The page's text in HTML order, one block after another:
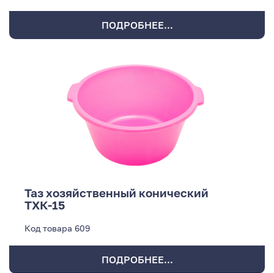
ПОДРОБНЕЕ...
Таз хозяйственный конический
ТХК-15
Код товара 609
ПОДРОБНЕЕ...